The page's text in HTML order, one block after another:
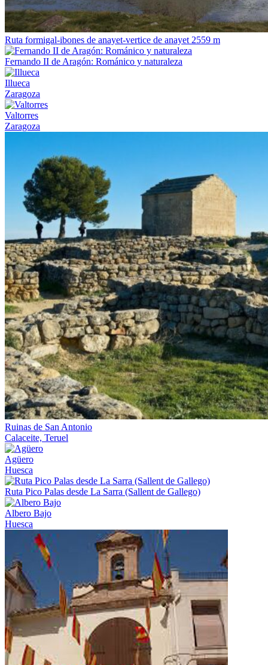
Ruta formigal-ibones de anayet-vertice de anayet 2559 m
Fernando II de Aragón: Románico y naturaleza
Illueca
Zaragoza
Valtorres
Zaragoza
Ruinas de San Antonio
Calaceite, Teruel
Agüero
Huesca
Ruta Pico Palas desde La Sarra (Sallent de Gallego)
Albero Bajo
Huesca